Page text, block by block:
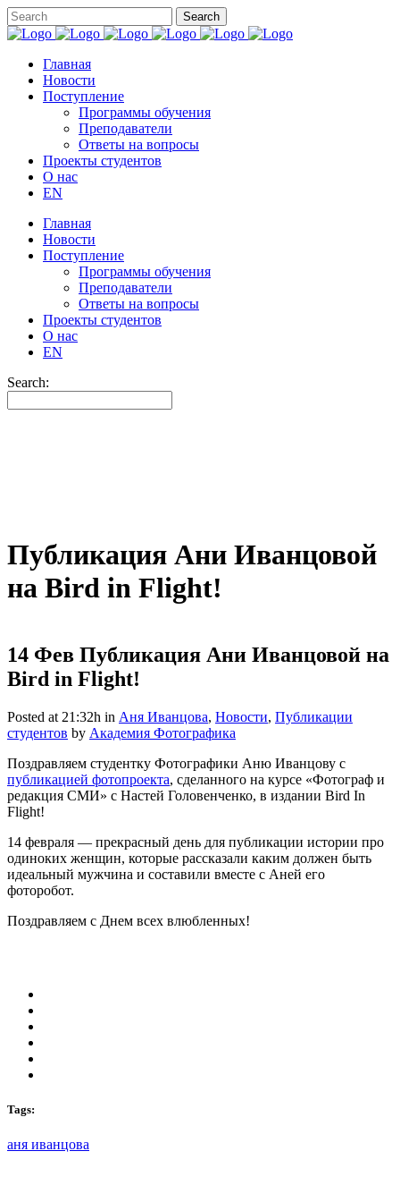
Главная
Новости
Поступление
Программы обучения
Преподаватели
Ответы на вопросы
Проекты студентов
О нас
EN
Главная
Новости
Поступление
Программы обучения
Преподаватели
Ответы на вопросы
Проекты студентов
О нас
EN
Search:
Публикация Ани Иванцовой
на Bird in Flight!
14 Фев Публикация Ани Иванцовой на
Bird in Flight!
Posted at 21:32h in Аня Иванцова, Новости, Публикации
студентов by Академия Фотографика
Поздравляем студентку Фотографики Аню Иванцову с
публикацией фотопроекта, сделанного на курсе «Фотограф и
редакция СМИ» с Настей Головенченко, в издании Bird In
Flight!
14 февраля — прекрасный день для публикации истории про
одиноких женщин, которые рассказали каким должен быть
идеальный мужчина и составили вместе с Аней его
фоторобот.
Поздравляем с Днем всех влюбленных!
Tags:
аня иванцова